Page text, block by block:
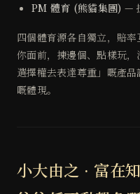
PM 體育 (熊貓集團) —
四個體育源各自獨立，賠
你面前，揀邊個、點樣玩
選擇權去表達尊重」嘅產
嘅體現。
小大由之 · 富在